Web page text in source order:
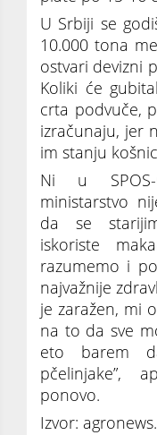
U Srbiji se
10.000 tona
ostvari devizni
Koliki će
crta podvuče,
izračunaju, jer
im stanju
Ni u
ministarstvo
da se
iskoriste
razumemo i
najvažnije
je zaražen, mi
na to da sve
eto barem
pčelinjake”,
ponovo.
Izvor: